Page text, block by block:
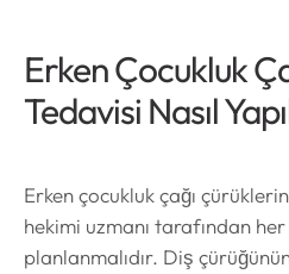
Erken Çocukluk
Tedavisi Nasıl
Erken çocukluk çağı
hekimi uzmanı tarafından
planlanmalıdır. Diş